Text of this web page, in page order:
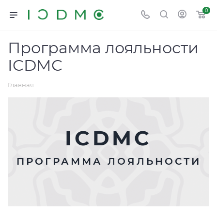
0
Программа лояльности
ICDMC
Главная
ICDMC
ПРОГРАММА ЛОЯЛЬНОСТИ